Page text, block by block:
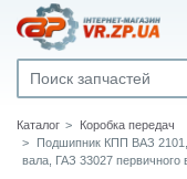
Каталог
Коробка передач
Подшипник КПП ВАЗ 2101,
вала, ГАЗ 33027